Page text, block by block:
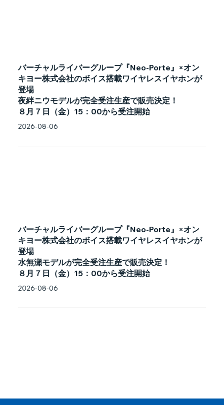
バーチャルライバーグループ『Neo-Porte』×オン
キヨー株式会社のボイス搭載ワイヤレスイヤホンが
登場
夜絆ニウモデルが完全受注生産で販売決定！
８月７日（金）15：00から受注開始
2026-08-06
バーチャルライバーグループ『Neo-Porte』×オン
キヨー株式会社のボイス搭載ワイヤレスイヤホンが
登場
水無瀬モデルが完全受注生産で販売決定！
８月７日（金）15：00から受注開始
2026-08-06